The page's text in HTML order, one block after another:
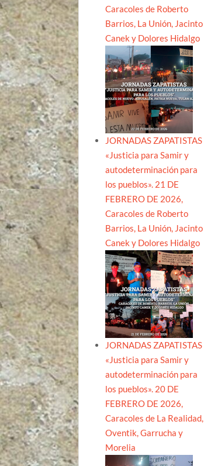
Caracoles de Roberto
Barrios, La Unión, Jacinto
Canek y Dolores Hidalgo
JORNADAS ZAPATISTAS
«Justicia para Samir y
autodeterminación para
los pueblos». 21 DE
FEBRERO DE 2026,
Caracoles de Roberto
Barrios, La Unión, Jacinto
Canek y Dolores Hidalgo
JORNADAS ZAPATISTAS
«Justicia para Samir y
autodeterminación para
los pueblos». 20 DE
FEBRERO DE 2026,
Caracoles de La Realidad,
Oventik, Garrucha y
Morelia